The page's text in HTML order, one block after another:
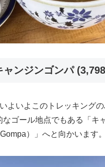
ャンジンゴンパ
よいよこのトレッキング
なゴール地点でもある「キ
）」へと向かいます。